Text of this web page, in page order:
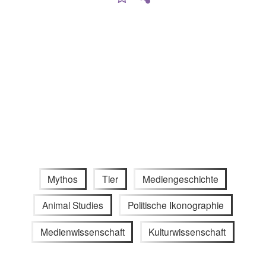
Mythos Tier Mediengeschichte
Animal Studies Politische Ikonographie
Medienwissenschaft Kulturwissenschaft